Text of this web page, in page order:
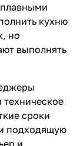
кухню
но
выполнять
техническое
сроки
подходящую